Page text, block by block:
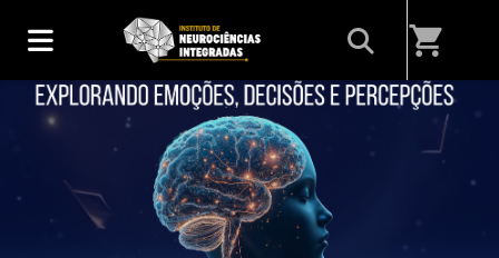
shopping_cart